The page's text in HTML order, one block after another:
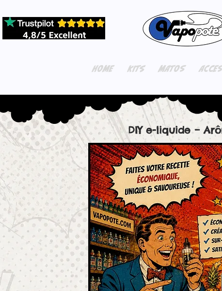
HOME KITS MATOS
DIY e-liquide –